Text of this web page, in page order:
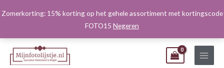
Zomerkorting: 15% korting op het gehele assortiment met kortingscode
FOTO15 Negeren
naar